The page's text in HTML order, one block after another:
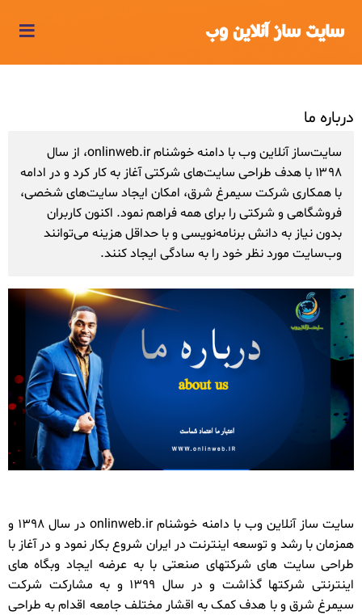
سایت ساز آنلاین وب ≡
درباره ما
سایت‌ساز آنلاین وب با دامنه خوشنام onlinweb.ir، از سال
۱۳۹۸ با هدف طراحی سایت‌های شرکتی آغاز به کار کرد و در ادامه
با همکاری شرکت سیمرغ شرق، امکان ایجاد سایت‌های شخصی،
فروشگاهی و شرکتی را برای همه فراهم نمود. اکنون کاربران
بدون نیاز به دانش برنامه‌نویسی و با حداقل هزینه می‌توانند
وب‌سایت مورد نظر خود را به سادگی ایجاد کنند.
سایت ساز آنلاین وب با دامنه خوشنام onlinweb.ir در سال 1398 و
همزمان با رشد و توسعه اینترنت در ایران شروع بکار نمود و در آغاز با
طراحی سایت های شرکتهای صنعتی با به عرضه ایجاد وبگاه های
اینترنتی شرکتها گذاشت و در سال 1399 و به مشارکت شرکت
سیمرغ شرق و با هدف کمک به اقشار مختلف جامعه اقدام به طراحی